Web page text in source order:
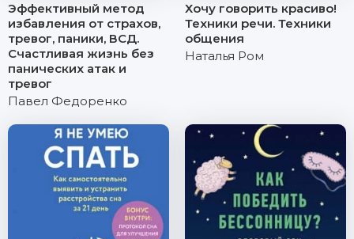
Эффективный метод
избавления от страхов,
тревог, паники, ВСД.
Счастливая жизнь без
панических атак и
тревог
Павел Федоренко
Хочу говорить красиво!
Техники речи. Техники
общения
Наталья Ром